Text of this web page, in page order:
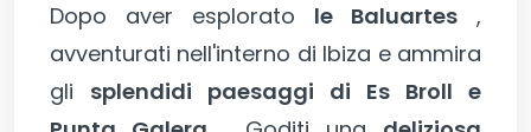
Dopo aver esplorato le Baluartes ,
avventurati nell'interno di Ibiza e ammira
gli splendidi paesaggi di Es Broll e